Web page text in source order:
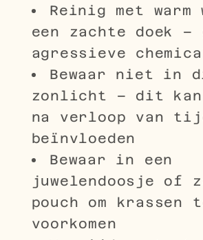
Reinig met warm
een zachte doek –
agressieve
Bewaar niet in
zonlicht – dit
na verloop van
beïnvloeden
Bewaar in een
juwelendoosje of
pouch om krassen
voorkomen